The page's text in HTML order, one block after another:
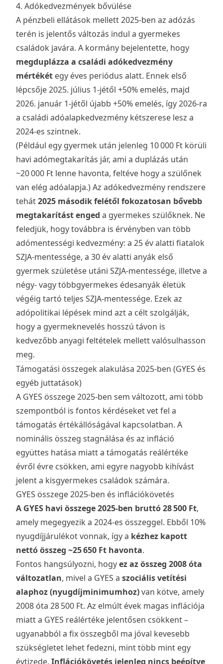
4. Adókedvezmények bővülése
A pénzbeli ellátások mellett 2025-ben az adózás
terén is jelentős változás indul a gyermekes
családok javára. A kormány bejelentette, hogy
megduplázza a családi adókedvezmény
mértékét egy éves periódus alatt. Ennek első
lépcsője 2025. július 1-jétől +50% emelés, majd
2026. január 1-jétől újabb +50% emelés, így 2026-ra
a családi adóalapkedvezmény kétszerese lesz a
2024-es szintnek.
(Például egy gyermek után jelenleg 10 000 Ft körüli
havi adómegtakarítás jár, ami a duplázás után
~20 000 Ft lenne havonta, feltéve hogy a szülőnek
van elég adóalapja.) Az adókedvezmény rendszere
tehát2025 második felétől fokozatosan bővebb
megtakarítást enged a gyermekes szülőknek. Ne
feledjük, hogy továbbra is érvényben van több
adómentességi kedvezmény: a 25 év alatti fiatalok
SZJA-mentessége, a 30 év alatti anyák első
gyermek születése utáni SZJA-mentessége, illetve a
négy- vagy többgyermekes édesanyák életük
végéig tartó teljes SZJA-mentessége. Ezek az
adópolitikai lépések mind azt a célt szolgálják,
hogy a gyermeknevelés hosszú távon is
kedvezőbb anyagi feltételek mellett valósulhasson
meg.
Támogatási összegek alakulása 2025-ben (GYES és
egyéb juttatások)
A GYES összege 2025-ben sem változott, ami több
szempontból is fontos kérdéseket vet fel a
támogatás értékállóságával kapcsolatban. A
nominális összeg stagnálása és az infláció
együttes hatása miatt a támogatás reálértéke
évről évre csökken, ami egyre nagyobb kihívást
jelent a kisgyermekes családok számára.
GYES összege 2025-ben és inflációkövetés
A GYES havi összege 2025-ben bruttó 28 500 Ft,
amely megegyezik a 2024-es összeggel. Ebből 10%
nyugdíjjárulékot vonnak, így a kézhez kapott
nettó összeg ~25 650 Ft havonta.
Fontos hangsúlyozni, hogyez az összeg 2008 óta
változatlan, mivel a GYES a szociális vetítési
alaphoz (nyugdíjminimumhoz)van kötve, amely
2008 óta 28 500 Ft. Az elmúlt évek magas inflációja
miatt a GYES reálértéke jelentősen csökkent –
ugyanabból a fix összegből ma jóval kevesebb
szükségletet lehet fedezni, mint több mint egy
évtizede. Inflációkövetés jelenleg nincs beépítve